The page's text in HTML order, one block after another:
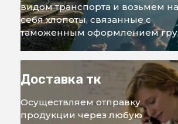
видом транспорта и возьмем на
себя хлопоты, связанные с
таможенным оформлением
Доставка тк
Осуществляем отправку
продукции через любую